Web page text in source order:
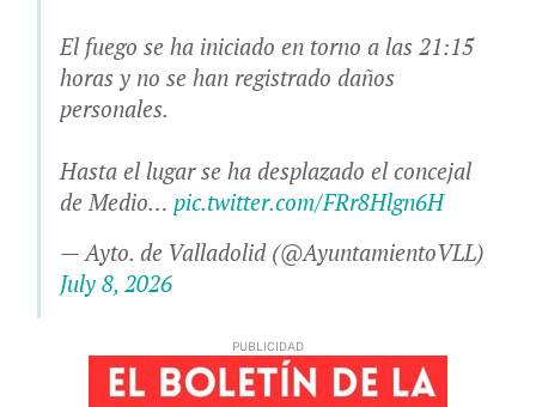
El fuego se ha iniciado en torno a las 21:15
horas y no se han registrado daños
personales.
Hasta el lugar se ha desplazado el concejal
de Medio… pic.twitter.com/FRr8Hlgn6H
— Ayto. de Valladolid (@AyuntamientoVLL)
July 8, 2026